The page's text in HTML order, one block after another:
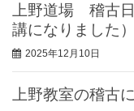
上野道場 稽古
講になりました）
2025年12月10日
上野教室の稽古